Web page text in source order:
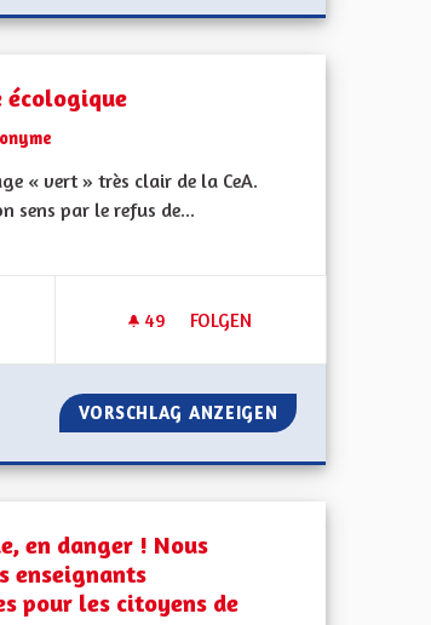
écologique
« vert » très clair de la CeA.
sens par le refus de...
49 49 FOLLOWER
FOLGEN
POUR UN VIRAGE
VORSCHLAG ANZEIGEN POUR UN
en danger ! Nous
enseignants
pour les citoyens de